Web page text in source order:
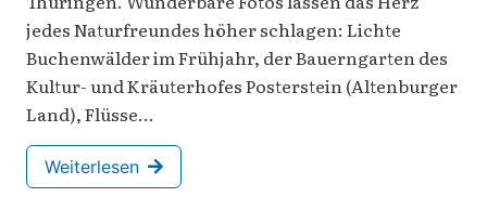
jedes Naturfreundes höher schlagen: Lichte
Buchenwälder im Frühjahr, der Bauerngarten des
Kultur- und Kräuterhofes Posterstein (Altenburger
Land), Flüsse…
Weiterlesen